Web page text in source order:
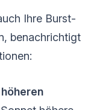
Ihre Burst-
benachrichtigt